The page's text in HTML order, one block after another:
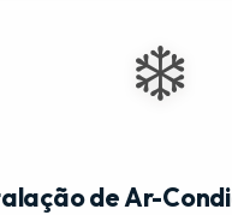
❄️
de Ar-